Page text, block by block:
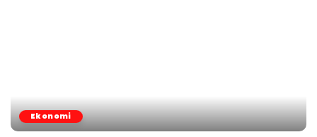
Ekonomi